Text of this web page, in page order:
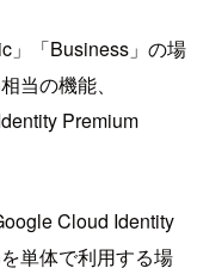
」「Business」の場
当の機能、
Premium
Cloud Identity
単体で利用する場